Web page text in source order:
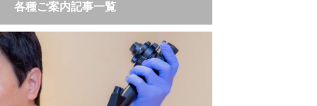
各種ご案内記事一覧